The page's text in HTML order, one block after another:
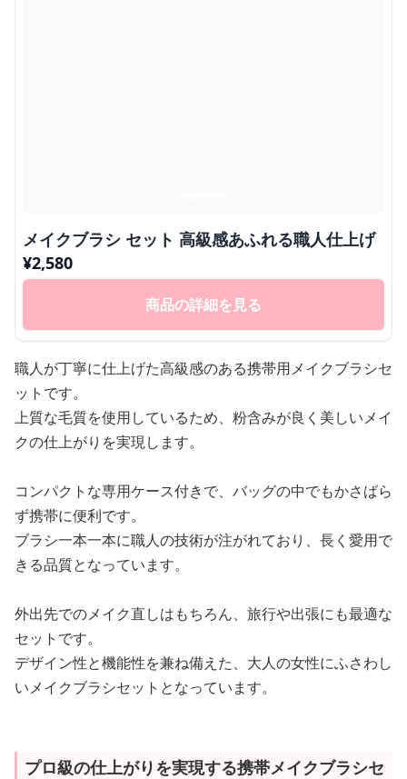
メイクブラシ セット 高級感あふれる職人仕上げ
¥2,580
商品の詳細を見る
職人が丁寧に仕上げた高級感のある携帯用メイクブラシセ
ットです。
上質な毛質を使用しているため、粉含みが良く美しいメイ
クの仕上がりを実現します。
コンパクトな専用ケース付きで、バッグの中でもかさばら
ず携帯に便利です。
ブラシ一本一本に職人の技術が注がれており、長く愛用で
きる品質となっています。
外出先でのメイク直しはもちろん、旅行や出張にも最適な
セットです。
デザイン性と機能性を兼ね備えた、大人の女性にふさわし
いメイクブラシセットとなっています。
プロ級の仕上がりを実現する携帯メイクブラシセ